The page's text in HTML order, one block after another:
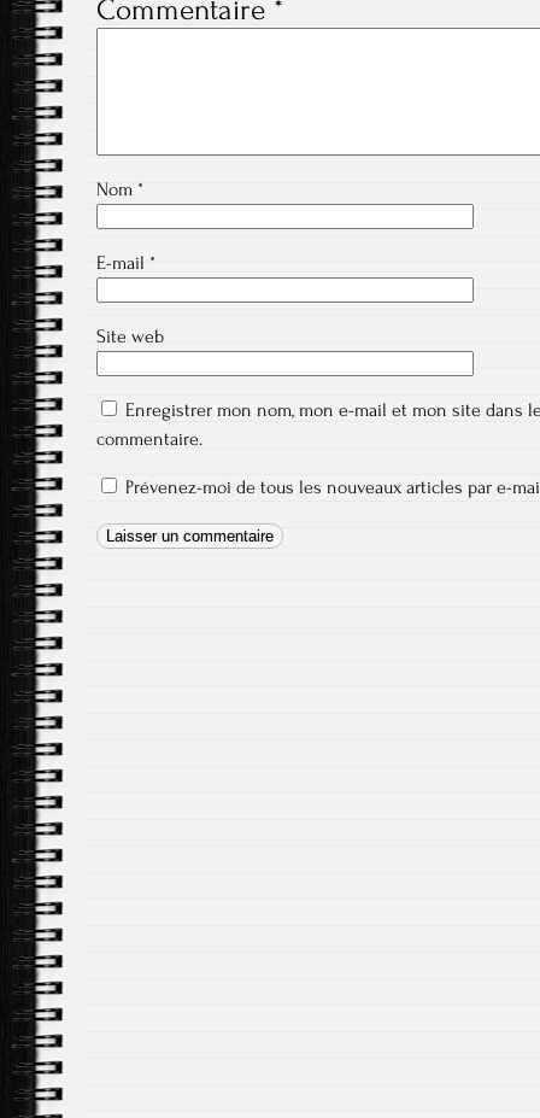
Commentaire *
Nom *
E-mail *
Site web
Enregistrer mon nom, mon e-mail et mon site dans
commentaire.
Prévenez-moi de tous les nouveaux articles par e-